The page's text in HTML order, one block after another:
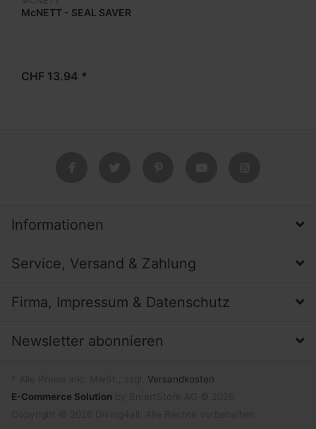
McNETT - SEAL SAVER
CHF 13.94 *
Informationen
Service, Versand & Zahlung
Firma, Impressum & Datenschutz
Newsletter abonnieren
Versandkosten
E-Commerce Solution